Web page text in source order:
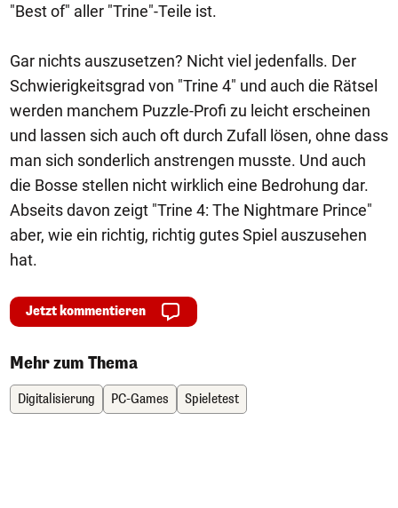
"Best of" aller "Trine"-Teile ist.
Gar nichts auszusetzen? Nicht viel jedenfalls. Der
Schwierigkeitsgrad von "Trine 4" und auch die Rätsel
werden manchem Puzzle-Profi zu leicht erscheinen
und lassen sich auch oft durch Zufall lösen, ohne dass
man sich sonderlich anstrengen musste. Und auch
die Bosse stellen nicht wirklich eine Bedrohung dar.
Abseits davon zeigt "Trine 4: The Nightmare Prince"
aber, wie ein richtig, richtig gutes Spiel auszusehen
hat.
Jetzt kommentieren
Mehr zum Thema
Digitalisierung PC-Games Spieletest